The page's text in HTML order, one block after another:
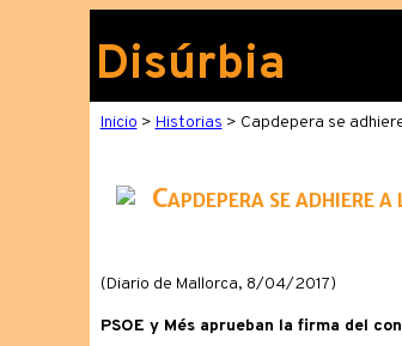
Disúrbia
Inicio > Historias > Capdepera se
Capdepera se
(Diario de Mallorca, 8/04/2017)
PSOE y Més aprueban la firma del